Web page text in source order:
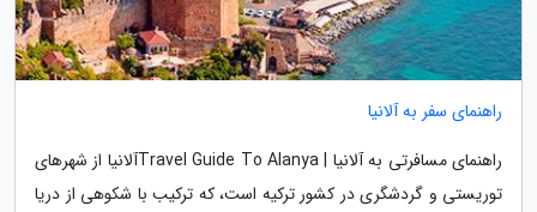
راهنمای سفر به آلانیا
راهنمای مسافرتی به آلانیا | Travel Guide To Alanyaآلانیا از شهرهای
توریستی و گردشگری در کشور ترکیه است، که ترکیب با شکوهی از دریا